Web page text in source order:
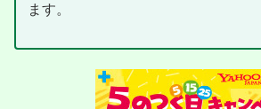
ます。